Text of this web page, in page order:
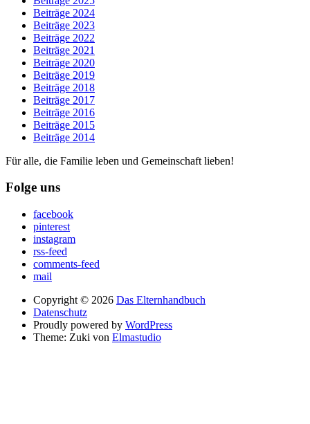
Beiträge 2024
Beiträge 2023
Beiträge 2022
Beiträge 2021
Beiträge 2020
Beiträge 2019
Beiträge 2018
Beiträge 2017
Beiträge 2016
Beiträge 2015
Beiträge 2014
Für alle, die Familie leben und Gemeinschaft lieben!
Folge uns
facebook
pinterest
instagram
rss-feed
comments-feed
mail
Copyright © 2026 Das Elternhandbuch
Datenschutz
Proudly powered by WordPress
Theme: Zuki von Elmastudio